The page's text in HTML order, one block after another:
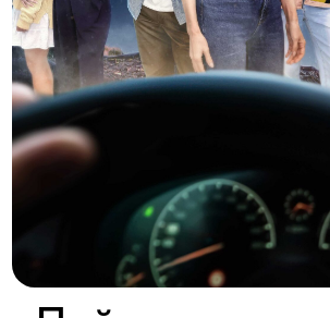
Поймать мошенника
To Catch a Cheater
Безобидная игра в один момент может превратиться в
смертельно опасную!